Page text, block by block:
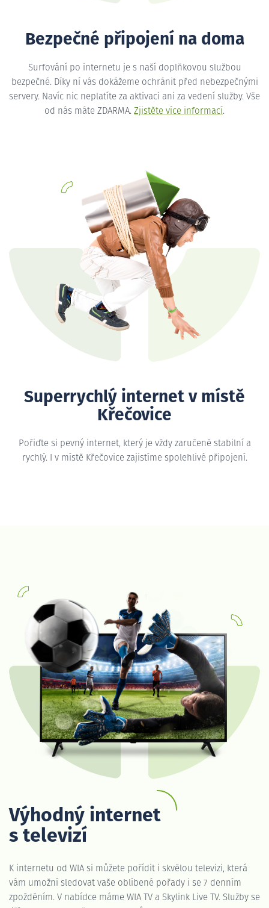
Bezpečné připojení na doma
Surfování po internetu je s naší doplňkovou službou
bezpečné. Díky ní vás dokážeme ochránit před nebezpečnými
servery. Navíc nic neplatíte za aktivaci ani za vedení služby. Vše
od nás máte ZDARMA. Zjistěte více informací.
Superrychlý internet v místě
Křečovice
Pořiďte si pevný internet, který je vždy zaručeně stabilní a
rychlý. I v místě Křečovice zajistíme spolehlivé připojení.
Výhodný internet
s televizí
K internetu od WIA si můžete pořídit i skvělou televizi, která
vám umožní sledovat vaše oblíbené pořady i se 7 denním
zpožděním. V nabídce máme WIA TV a Skylink Live TV. Služby se